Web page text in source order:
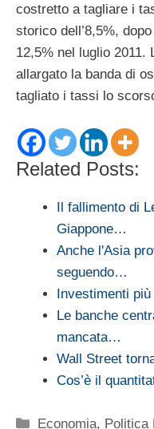
costretto a tagliare i
storico dell’8,5%,
12,5% nel luglio 2011.
allargato la banda di
tagliato i tassi lo
Related Posts:
Il fallimento di
Giappone…
Anche l'Asia
seguendo…
Investimenti
Le banche
mancata…
Wall Street
Cos’è il
Categorie
Economia, Politica